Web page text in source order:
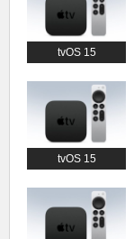
tvOS 15
tvOS 15